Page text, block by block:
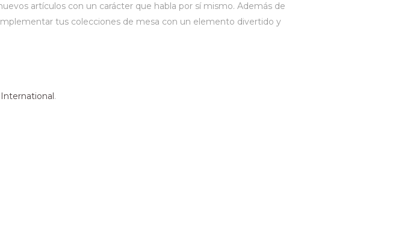
artículos con un carácter que habla por sí mismo. Además de
tus colecciones de mesa con un elemento divertido y
.